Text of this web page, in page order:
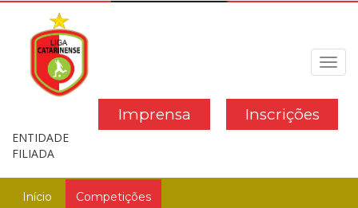
Inscrições
Imprensa
ENTIDADE
FILIADA
Início Competições